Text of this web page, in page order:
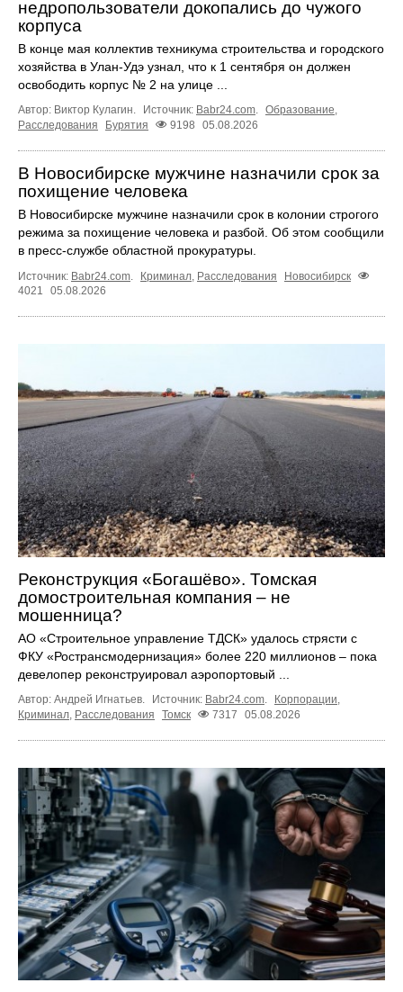
недропользователи докопались до чужого
корпуса
В конце мая коллектив техникума строительства и городского
хозяйства в Улан-Удэ узнал, что к 1 сентября он должен
освободить корпус № 2 на улице ...
Автор: Виктор Кулагин. Источник: Babr24.com Образование
Расследования
Бурятия 9198 05.08.2026
В Новосибирске мужчине назначили срок за
похищение человека
В Новосибирске мужчине назначили срок в колонии строгого
режима за похищение человека и разбой. Об этом сообщили
в пресс-службе областной прокуратуры.
Источник: Babr24.com. Криминал, Расследования
Новосибирск
4021
05.08.2026
Реконструкция «Богашёво». Томская
домостроительная компания – не
мошенница?
АО «Строительное управление ТДСК» удалось стрясти с
ФКУ «Ространсмодернизация» более 220 миллионов – пока
девелопер реконструировал аэропортовый ...
Автор: Андрей Игнатьев. Источник: Babr24.com Корпорации
Криминал Расследования Томск 7317 05.08.2026